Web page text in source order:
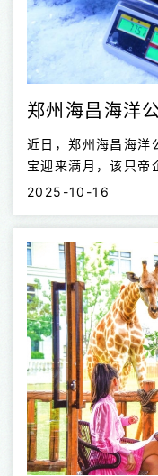
近日，郑州海昌海洋
宝迎来满月，该只帝
“元元”系同一对父母
动，并在元旦为小企
名字，收获大家的祝福。 刚满月的新生帝企鹅
企鹅爸爸 刚满月的
为黑色，拥有明显的
爱。今年的帝企鹅繁
成功配对，并在7月
的孵化期，小企鹅
者：“帝企鹅家族是
2025-10-16